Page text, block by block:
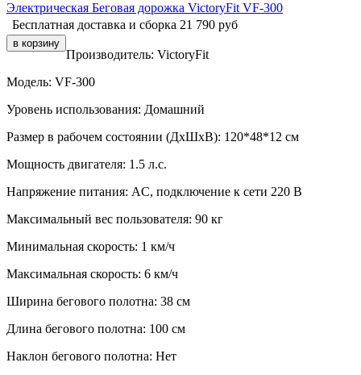
Электрическая Беговая дорожка VictoryFit VF-300
Бесплатная доставка и сборка 21 790 руб
Производитель: VictoryFit
Модель: VF-300
Уровень использования: Домашний
Размер в рабочем состоянии (ДxШxВ): 120*48*12 см
Мощность двигателя: 1.5 л.с.
Напряжение питания: AC, подключение к сети 220 В
Максимальный вес пользователя: 90 кг
Минимальная скорость: 1 км/ч
Максимальная скорость: 6 км/ч
Ширина бегового полотна: 38 см
Длина бегового полотна: 100 см
Наклон бегового полотна: Нет